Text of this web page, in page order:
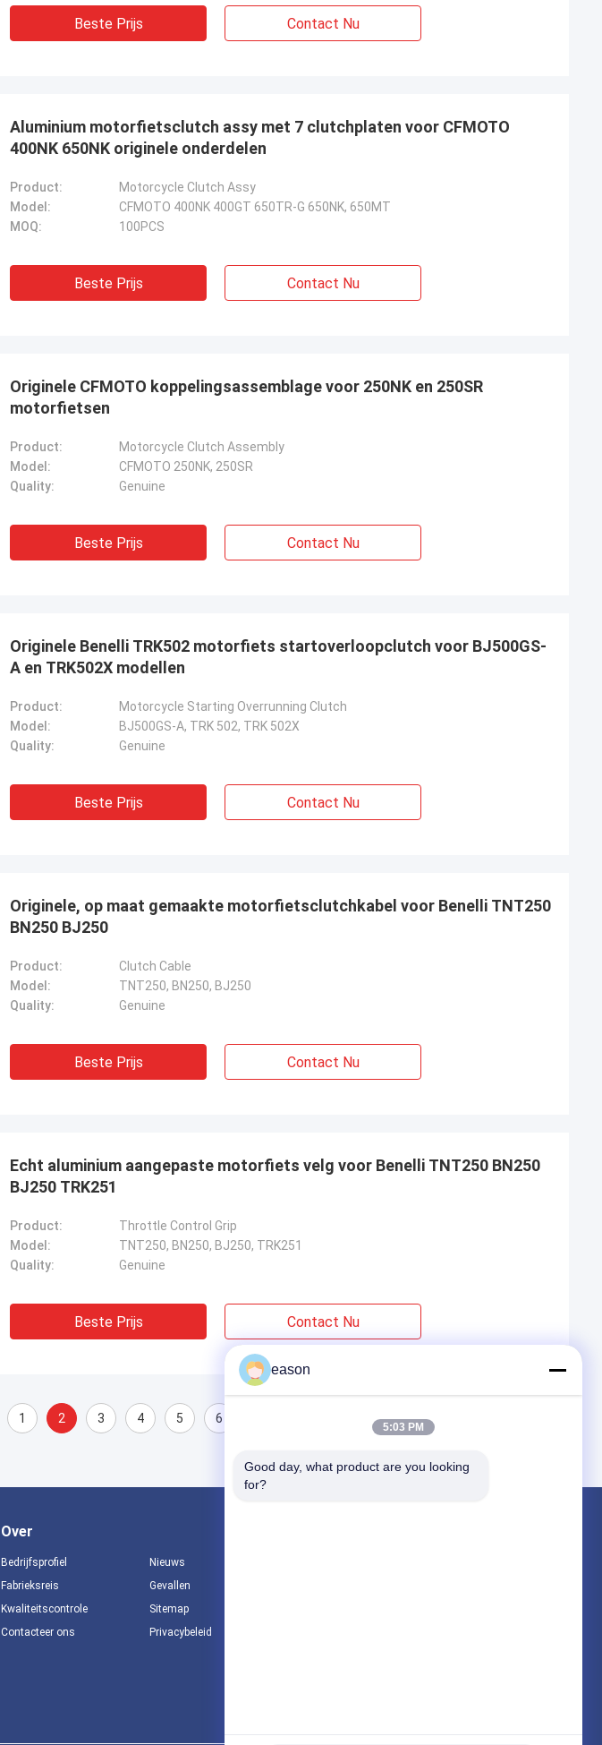
Beste Prijs Contact Nu
Aluminium motorfietsclutch assy met 7 clutchplaten voor CFMOTO
400NK 650NK originele onderdelen
Product:
Motorcycle Clutch Assy
Model:
CFMOTO 400NK 400GT 650TR-G 650NK, 650MT
MOQ:
100PCS
Beste Prijs Contact Nu
Originele CFMOTO koppelingsassemblage voor 250NK en 250SR
motorfietsen
Product:
Motorcycle Clutch Assembly
Model:
CFMOTO 250NK, 250SR
Quality:
Genuine
Beste Prijs Contact Nu
Originele Benelli TRK502 motorfiets startoverloopclutch voor BJ500GS-
A en TRK502X modellen
Product:
Motorcycle Starting Overrunning Clutch
Model:
BJ500GS-A, TRK 502, TRK 502X
Quality:
Genuine
Beste Prijs Contact Nu
Originele, op maat gemaakte motorfietsclutchkabel voor Benelli TNT250
BN250 BJ250
Product:
Clutch Cable
Model:
TNT250, BN250, BJ250
Quality:
Genuine
Beste Prijs Contact Nu
Echt aluminium aangepaste motorfiets velg voor Benelli TNT250 BN250
BJ250 TRK251
Product:
Throttle Control Grip
Model:
TNT250, BN250, BJ250, TRK251
Quality:
Genuine
Beste Prijs Contact Nu
1 2 3 4 5 6
Over
Bedrijfsprofiel
Fabrieksreis
Kwaliteitscontrole
Contacteer ons
Nieuws
Gevallen
Sitemap
Privacybeleid
eason
5:03 PM
Good day, what product are you looking
for?